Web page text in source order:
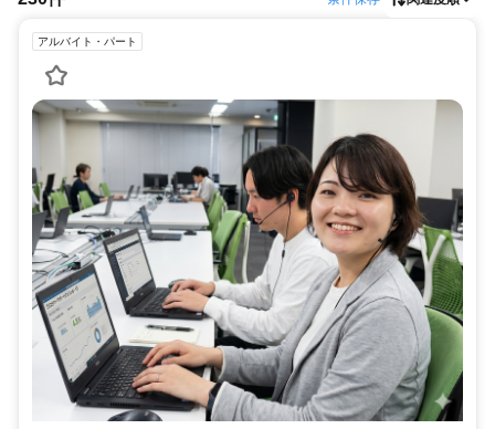
アルバイト・パート